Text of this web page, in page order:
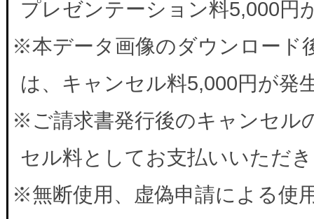
プレゼンテーション料5,000円
※本データ画像のダウンロード
は、キャンセル料5,000円が発
※ご請求書発行後のキャンセル
セル料としてお支払いいただ
※無断使用、虚偽申請による使